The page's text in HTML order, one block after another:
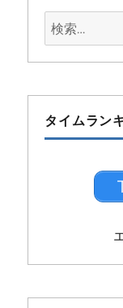
検
索:
タイムラン